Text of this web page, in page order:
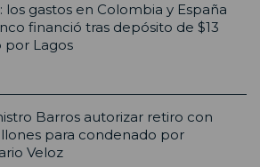
los gastos en Colombia y España
financió tras depósito de $13
por Lagos
Barros autorizar retiro con
para condenado por
Veloz